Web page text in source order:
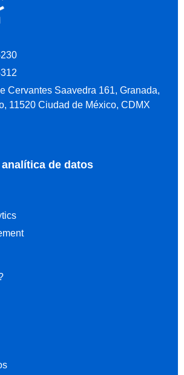
Cervantes Saavedra 161, Granada,
11520 Ciudad de México, CDMX
de datos